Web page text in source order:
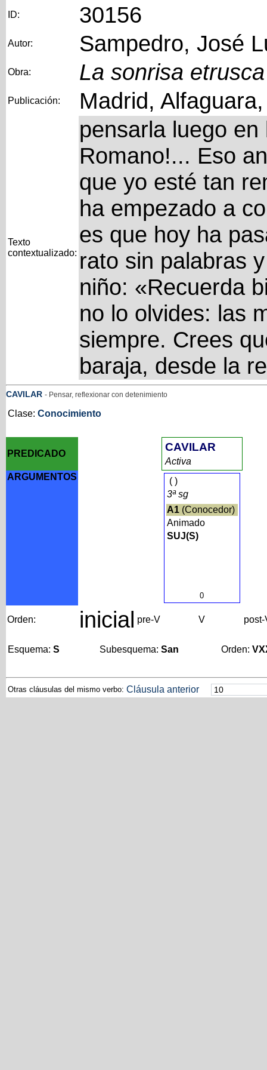
ID: 30156
Autor: Sampedro, José
Obra: La sonrisa etrusca
Publicación: Madrid,
Texto
contextualizado:
pensarla luego
Romano!... Eso
que yo esté tan
ha empezado a
es que hoy ha
rato sin palabras
niño: «Recuerda
no lo olvides: las
siempre. Crees
baraja, desde la
CAVILAR - Pensar, reflexionar con detenimiento
Clase: Conocimiento
PREDICADO
CAVILAR
Activa
ARGUMENTOS
()
3ª sg
A1(Conocedor)
Animado
SUJ(S)
0
Orden: inicial pre-V V post-
Esquema: S Subesquema: San Orden:
Otras cláusulas del mismo verbo: Cláusula anterior